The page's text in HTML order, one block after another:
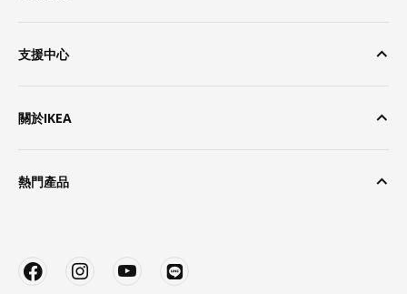
支援中心
關於IKEA
熱門產品